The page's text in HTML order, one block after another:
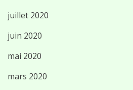
juillet 2020
juin 2020
mai 2020
mars 2020